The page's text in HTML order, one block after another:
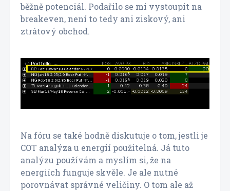
běžně potenciál. Podařilo se mi vystoupit na
breakeven, není to tedy ani ziskový, ani
ztrátový obchod.
Na fóru se také hodně diskutuje o tom, jestli je
COT analýza u energií použitelná. Já tuto
analýzu používám a myslím si, že na
energiích funguje skvěle. Je ale nutné
porovnávat správné veličiny. O tom ale až